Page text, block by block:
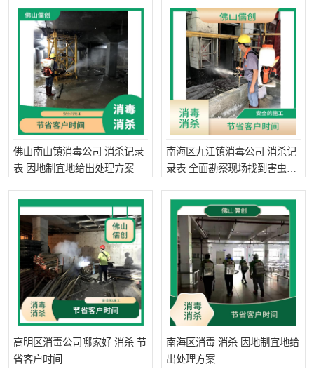
佛山南山镇消毒公司 消杀记录
表 因地制宜地给出处理方案
南海区九江镇消毒公司 消杀记
录表 全面勘察现场找到害虫源
高明区消毒公司哪家好 消杀 节
省客户时间
南海区消毒 消杀 因地制宜地给
出处理方案